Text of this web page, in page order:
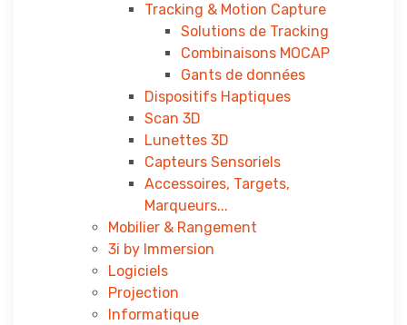
Tracking & Motion Capture
Solutions de Tracking
Combinaisons MOCAP
Gants de données
Dispositifs Haptiques
Scan 3D
Lunettes 3D
Capteurs Sensoriels
Accessoires, Targets,
Marqueurs...
Mobilier & Rangement
3i by Immersion
Logiciels
Projection
Informatique